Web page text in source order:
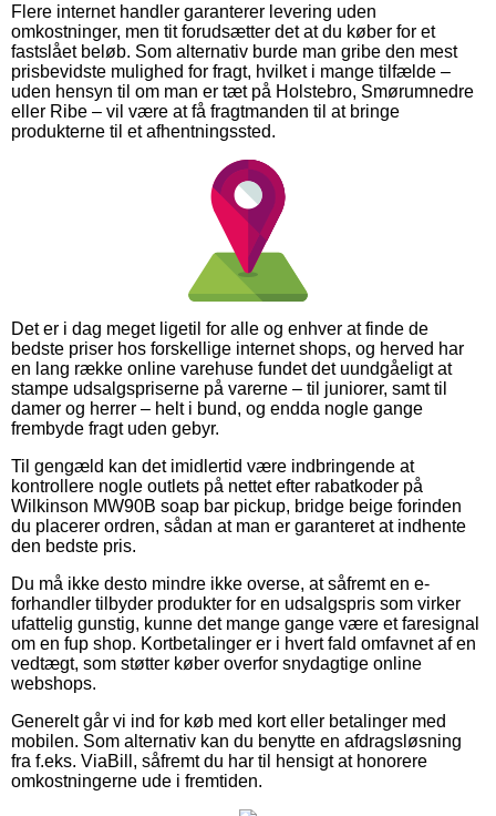
Flere internet handler garanterer levering uden
omkostninger, men tit forudsætter det at du køber for et
fastslået beløb. Som alternativ burde man gribe den mest
prisbevidste mulighed for fragt, hvilket i mange tilfælde –
uden hensyn til om man er tæt på Holstebro, Smørumnedre
eller Ribe – vil være at få fragtmanden til at bringe
produkterne til et afhentningssted.
Det er i dag meget ligetil for alle og enhver at finde de
bedste priser hos forskellige internet shops, og herved har
en lang række online varehuse fundet det uundgåeligt at
stampe udsalgspriserne på varerne – til juniorer, samt til
damer og herrer – helt i bund, og endda nogle gange
frembyde fragt uden gebyr.
Til gengæld kan det imidlertid være indbringende at
kontrollere nogle outlets på nettet efter rabatkoder på
Wilkinson MW90B soap bar pickup, bridge beige forinden
du placerer ordren, sådan at man er garanteret at indhente
den bedste pris.
Du må ikke desto mindre ikke overse, at såfremt en e-
forhandler tilbyder produkter for en udsalgspris som virker
ufattelig gunstig, kunne det mange gange være et faresignal
om en fup shop. Kortbetalinger er i hvert fald omfavnet af en
vedtægt, som støtter køber overfor snydagtige online
webshops.
Generelt går vi ind for køb med kort eller betalinger med
mobilen. Som alternativ kan du benytte en afdragsløsning
fra f.eks. ViaBill, såfremt du har til hensigt at honorere
omkostningerne ude i fremtiden.